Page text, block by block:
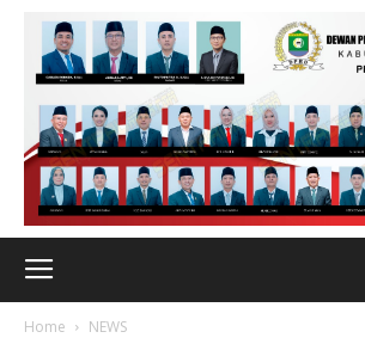
Home NEWS